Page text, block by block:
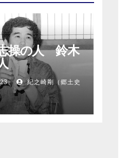
操の人 鈴木
紀之崎剛（郷土史